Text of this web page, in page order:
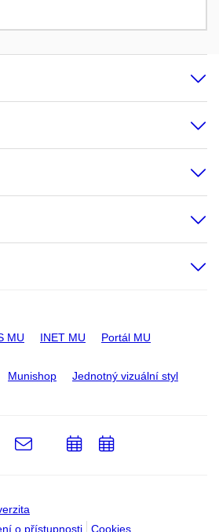
MU INET MU Portál MU
Munishop Jednotný vizuální styl
o přístupnosti Cookies
e-
Email
PřidatPřidat